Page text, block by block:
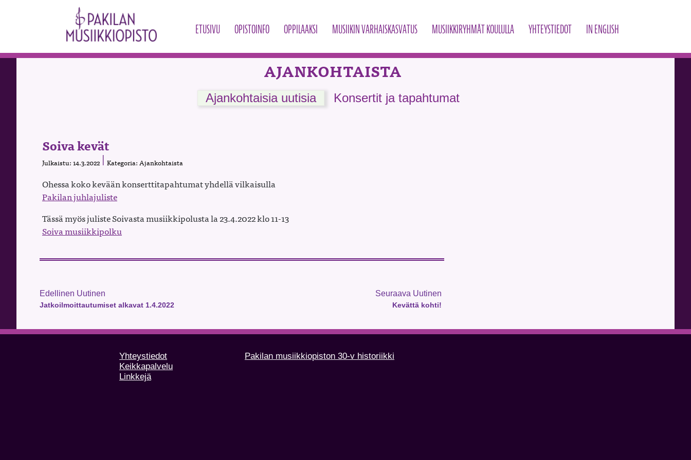
ETUSIVU OPISTOINFO OPPILAAKSI MUSIIKIN VARHAISKASVATUS MUSIIKKIRYHMÄT KOULULLA YHTEYSTIEDOT IN ENGLISH
AJANKOHTAISTA
Ajankohtaisia uutisia Konsertit ja tapahtumat
Soiva kevät
Julkaistu: 14.3.2022 Kategoria: Ajankohtaista
Ohessa koko kevään konserttitapahtumat yhdellä vilkaisulla
Pakilan juhlajuliste
Tässä myös juliste Soivasta musiikkipolusta la 23.4.2022 klo 11-13
Soiva musiikkipolku
Edellinen Uutinen
Jatkoilmoittautumiset alkavat 1.4.2022
Seuraava Uutinen
Kevättä kohti!
Yhteystiedot
Keikkapalvelu
Linkkejä
Pakilan musiikkiopiston 30-v historiikki